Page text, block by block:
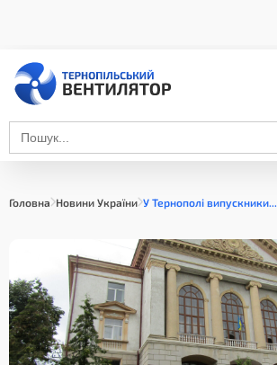
Search
for:
Головна Новини України У Тернополі випускники...